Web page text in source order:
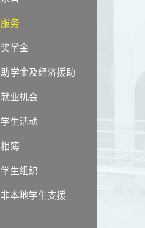
服务
奖学金
助学金及经济援助
就业机会
学生活动
相簿
学生组织
非本地学生支援